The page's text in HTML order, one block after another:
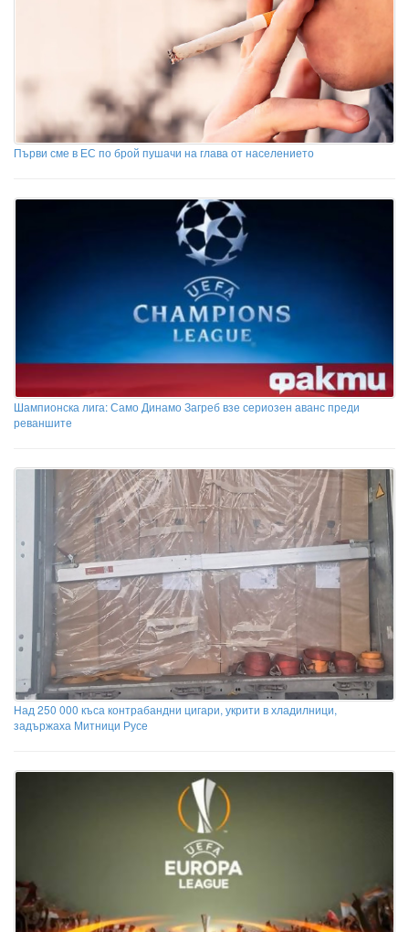
Първи сме в ЕС по брой пушачи на глава от населението
Шампионска лига: Само Динамо Загреб взе сериозен аванс преди
реваншите
Над 250 000 къса контрабандни цигари, укрити в хладилници,
задържаха Митници Русе